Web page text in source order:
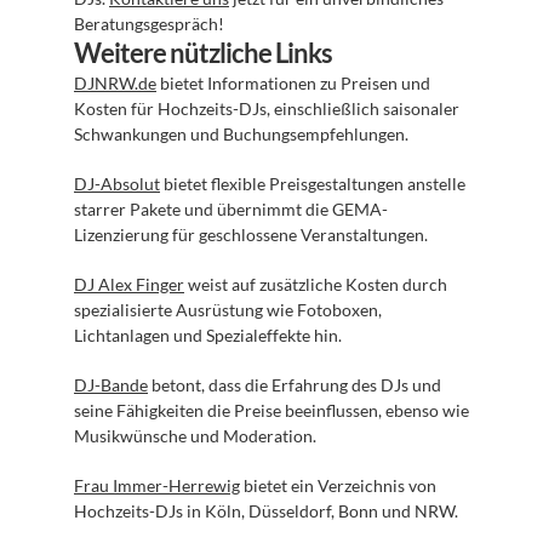
Beratungsgespräch!
Weitere nützliche Links
DJNRW.de bietet Informationen zu Preisen und
Kosten für Hochzeits-DJs, einschließlich saisonaler
Schwankungen und Buchungsempfehlungen.
DJ-Absolut bietet flexible Preisgestaltungen anstelle
starrer Pakete und übernimmt die GEMA-
Lizenzierung für geschlossene Veranstaltungen.
DJ Alex Finger weist auf zusätzliche Kosten durch
spezialisierte Ausrüstung wie Fotoboxen,
Lichtanlagen und Spezialeffekte hin.
DJ-Bande betont, dass die Erfahrung des DJs und
seine Fähigkeiten die Preise beeinflussen, ebenso wie
Musikwünsche und Moderation.
Frau Immer-Herrewig bietet ein Verzeichnis von
Hochzeits-DJs in Köln, Düsseldorf, Bonn und NRW.